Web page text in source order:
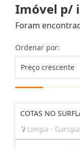
Imóvel p/
Foram
Ordenar por:
Preço crescente
COTAS NO
Limpa -